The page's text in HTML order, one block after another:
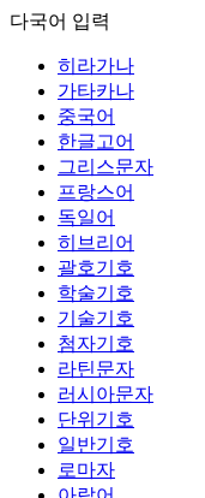
다국어 입력
히라가나
가타카나
중국어
한글고어
그리스문자
프랑스어
독일어
히브리어
괄호기호
학술기호
기술기호
첨자기호
라틴문자
러시아문자
단위기호
일반기호
로마자